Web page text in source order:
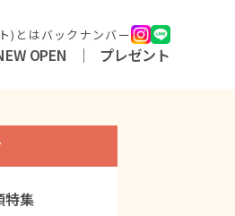
)とはバックナンバー
OPEN プレゼント
特集